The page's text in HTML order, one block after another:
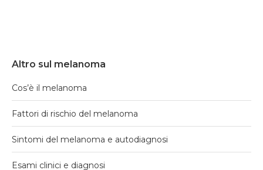
Altro sul melanoma
Cos’è il melanoma
Fattori di rischio del melanoma
Sintomi del melanoma e autodiagnosi
Esami clinici e diagnosi